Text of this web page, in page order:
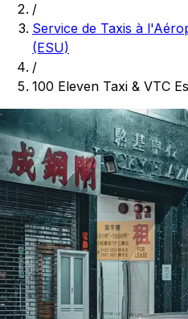
/
Service de Taxis à
(ESU)
/
100 Eleven Taxi & VTC